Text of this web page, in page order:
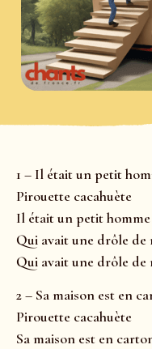
1 – Il était un petit
Pirouette cacahuète
Il était un petit homme
Qui avait une drôle de
Qui avait une drôle de
2 – Sa maison est en
Pirouette cacahuète
Sa maison est en